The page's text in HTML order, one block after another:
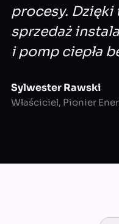
procesy. Dzięki
sprzedaż
i pomp ciepła
Sylwester Rawski
Właściciel, Pionier